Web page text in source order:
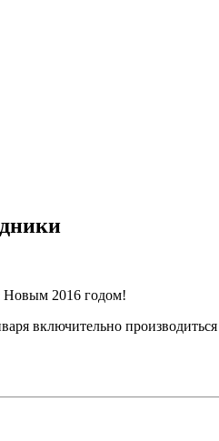
2016 годом!
включительно